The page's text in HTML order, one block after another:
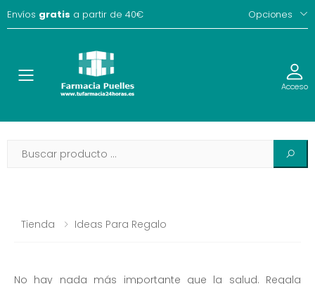
Envíos gratis a partir de 40€ Opciones
Toggle Acceso
Tienda Ideas Para Regalo
No hay nada más importante que la salud. Regala